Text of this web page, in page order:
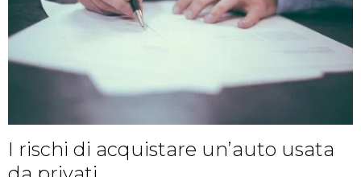
I rischi di acquistare un’auto usata